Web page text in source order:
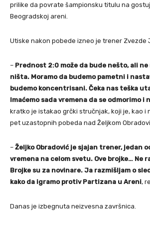
prilike da povrate šampionsku titulu na
Beogradskoj areni.
Utiske nakon pobede izneo je trener Zvezde
– Prednost 2:0 može da bude nešto, ali ne
ništa. Moramo da budemo pametni i
budemo koncentrisani. Čeka nas teška
Imaćemo sada vremena da se odmorimo i
kratko je istakao grčki stručnjak, koji je, kao i
pet uzastopnih pobeda nad Željkom
– Željko Obradović je sjajan trener, jedan
vremena na celom svetu. Ove brojke… Ne
Brojke su za novinare. Ja razmišljam o
kako da igramo protiv Partizana u Areni,
Danas je izbegnuta neizvesna završnica.